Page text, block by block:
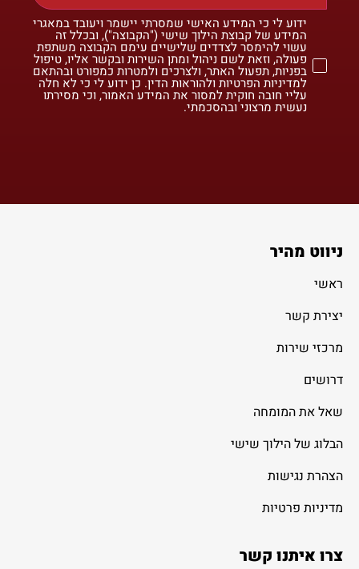
ידוע לי כי המידע האישי שמסרתי יישמר ויעובד במאגרי
המידע של קבוצת הילוך שישי ("הקבוצה"), ובכלל זה
עשוי להימסר לצדדים שלישיים עימם הקבוצה משתפת
פעולה, וזאת לשם ניהול ומתן השירות ובקשר אליו, טיפול
בפניות, תפעול האתר, ולצרכים ולמטרות כמפורט ובהתאם
למדיניות הפרטיות ולהוראות הדין. כן ידוע לי כי לא חלה
עליי חובה חוקית למסור את המידע האמור, וכי מסירתו
נעשית מרצוני ובהסכמתי.
ניווט מהיר
ראשי
יצירת קשר
מרכזי שירות
דרושים
שאל את המומחה
הבלוג של הילוך שישי
הצהרת נגישות
מדיניות פרטיות
צרו איתנו קשר